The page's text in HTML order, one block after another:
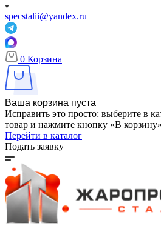
specstalii@yandex.ru
0 Корзина
Ваша корзина пуста
Исправить это просто: выберите в
товар и нажмите кнопку «В корзину»
Перейти в каталог
Подать заявку